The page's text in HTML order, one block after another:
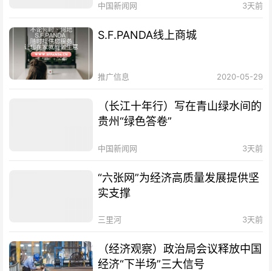
中国新闻网 3天前
S.F.PANDA线上商城
推广信息 2020-05-29
（长江十年行）写在青山绿水间的
贵州“绿色答卷”
中国新闻网 3天前
“六张网”为经济高质量发展提供坚
实支撑
三里河 3天前
（经济观察）政治局会议释放中国
经济“下半场”三大信号